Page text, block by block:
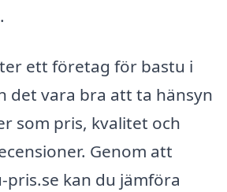
ett företag för bastu i
det vara bra att ta hänsyn
som pris, kvalitet och
Genom att
pris.se kan du jämföra